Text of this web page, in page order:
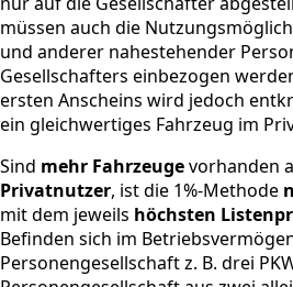
müssen auch die
und anderer nahestehender
Gesellschafters einbezogen
ersten Anscheins wird jedoch
ein gleichwertiges Fahrzeug im
Sind mehr Fahrzeugevorhanden
Privatnutzer, ist die 1%-Methode
mit dem jeweils höchsten
Befinden sich im
Personengesellschaft z. B. drei